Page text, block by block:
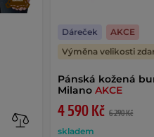
Pánská kožená
MilanoAKCE
4 590 Kč 6 290 Kč
skladem
Dáreček
AKCE
Výměna velikosti